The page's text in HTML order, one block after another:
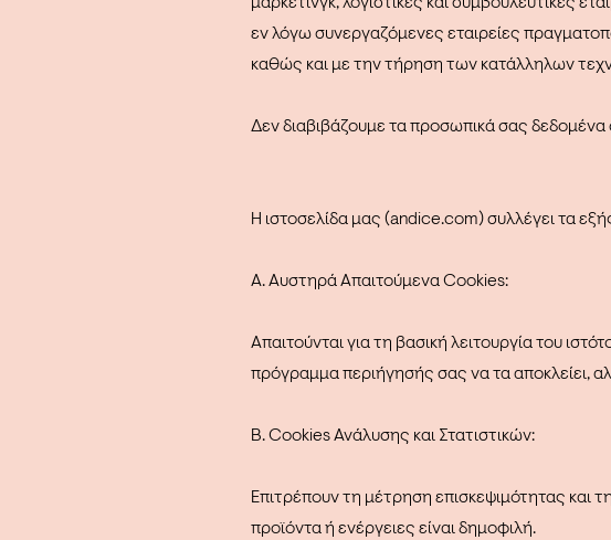
εν λόγω συνεργαζόμενες εταιρείες
καθώς και με την τήρηση των κατάλληλων
Δεν διαβιβάζουμε τα προσωπικά σας
Η ιστοσελίδα μας (andice.com) συλλέγει τα
Α. Αυστηρά Απαιτούμενα Cookies:
Απαιτούνται για τη βασική λειτουργία του
πρόγραμμα περιήγησής σας να τα αποκλείει,
Β. Cookies Ανάλυσης και Στατιστικών:
Επιτρέπουν τη μέτρηση επισκεψιμότητας
προϊόντα ή ενέργειες είναι δημοφιλή.